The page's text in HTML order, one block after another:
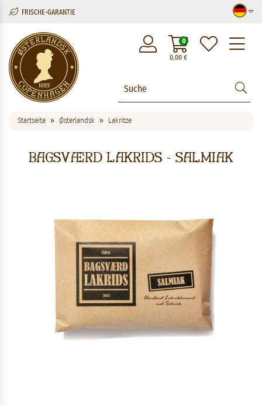
FRISCHE-GARANTIE
0,00€
0
Startseite Østerlandsk Lakritze
Bagsværd Lakrids - Salmiak